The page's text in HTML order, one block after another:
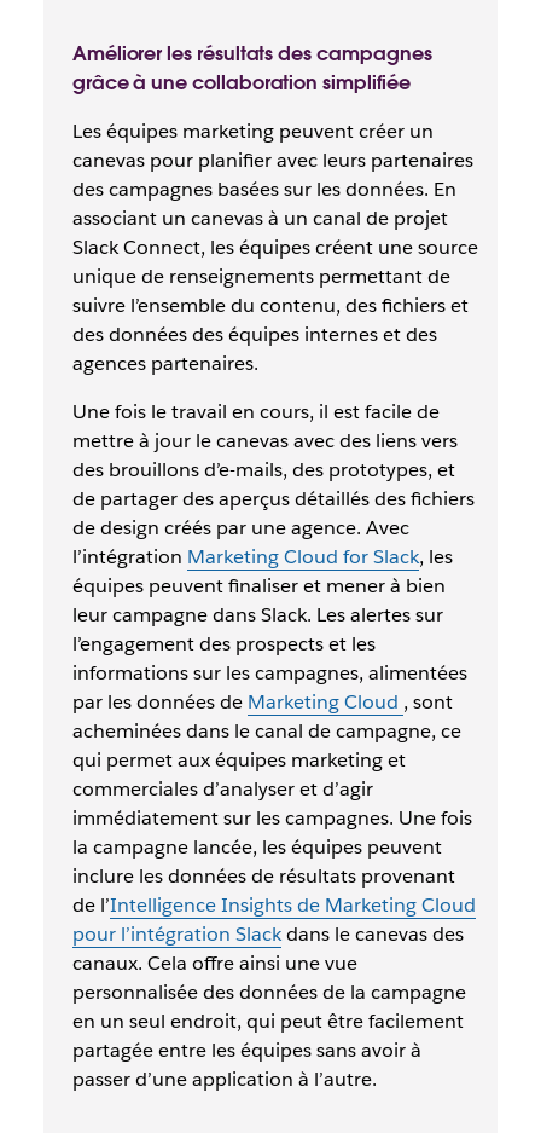
Améliorer les résultats des campagnes
grâce à une collaboration simplifiée
Les équipes marketing peuvent créer un
canevas pour planifier avec leurs partenaires
des campagnes basées sur les données. En
associant un canevas à un canal de projet
Slack Connect, les équipes créent une source
unique de renseignements permettant de
suivre l’ensemble du contenu, des fichiers et
des données des équipes internes et des
agences partenaires.
Une fois le travail en cours, il est facile de
mettre à jour le canevas avec des liens vers
des brouillons d’e-mails, des prototypes, et
de partager des aperçus détaillés des fichiers
de design créés par une agence. Avec
l’intégration Marketing Cloud for Slack, les
équipes peuvent finaliser et mener à bien
leur campagne dans Slack. Les alertes sur
l’engagement des prospects et les
informations sur les campagnes, alimentées
par les données de Marketing Cloud , sont
acheminées dans le canal de campagne, ce
qui permet aux équipes marketing et
commerciales d’analyser et d’agir
immédiatement sur les campagnes. Une fois
la campagne lancée, les équipes peuvent
inclure les données de résultats provenant
de l’Intelligence Insights de Marketing Cloud
pour l’intégration Slackdans le canevas des
canaux. Cela offre ainsi une vue
personnalisée des données de la campagne
en un seul endroit, qui peut être facilement
partagée entre les équipes sans avoir à
passer d’une application à l’autre.